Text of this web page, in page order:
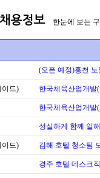
용정보 한눈에 보는
(오픈 예정)홍천
이드) 한국체육산업개
한국체육산업개
성실하게 함께 일
이드) 김해 호텔 청소팀
경주 호텔 데스크